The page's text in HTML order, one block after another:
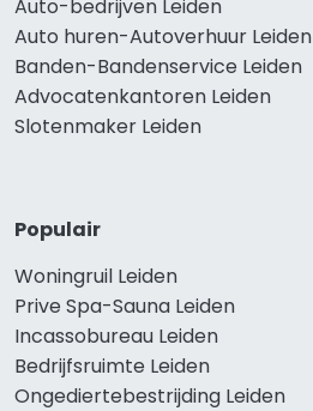
Auto-bedrijven Leiden
Auto huren-Autoverhuur Leiden
Banden-Bandenservice Leiden
Advocatenkantoren Leiden
Slotenmaker Leiden
Populair
Woningruil Leiden
Prive Spa-Sauna Leiden
Incassobureau Leiden
Bedrijfsruimte Leiden
Ongediertebestrijding Leiden